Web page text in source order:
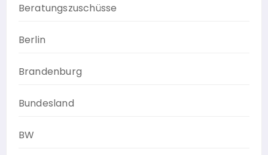
Beratungszuschüsse
Berlin
Brandenburg
Bundesland
BW